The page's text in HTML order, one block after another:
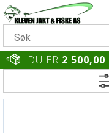
DU ER 2 500,00